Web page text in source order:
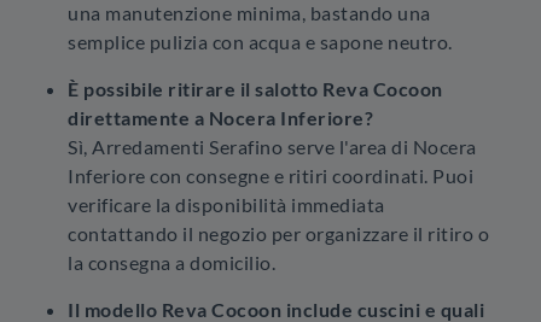
una manutenzione minima, bastando una
semplice pulizia con acqua e sapone neutro.
È possibile ritirare il salotto Reva Cocoon
direttamente a Nocera Inferiore?
Sì, Arredamenti Serafino serve l'area di Nocera
Inferiore con consegne e ritiri coordinati. Puoi
verificare la disponibilità immediata
contattando il negozio per organizzare il ritiro o
la consegna a domicilio.
Il modello Reva Cocoon include cuscini e quali